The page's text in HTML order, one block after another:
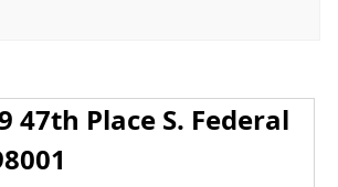
47th Place S. Federal